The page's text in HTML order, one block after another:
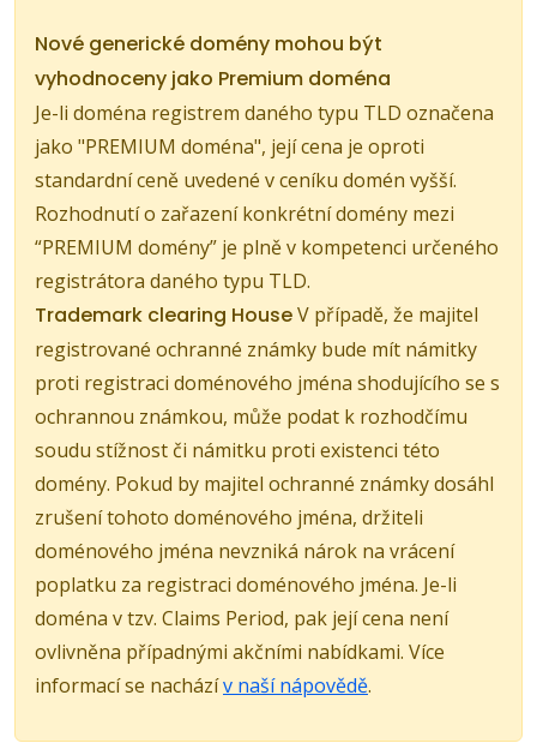
Nové generické domény mohou být
vyhodnoceny jako Premium doména
Je-li doména registrem daného typu TLD označena
jako "PREMIUM doména", její cena je oproti
standardní ceně uvedené v ceníku domén vyšší.
Rozhodnutí o zařazení konkrétní domény mezi
“PREMIUM domény” je plně v kompetenci určeného
registrátora daného typu TLD.
Trademark clearing HouseV případě, že majitel
registrované ochranné známky bude mít námitky
proti registraci doménového jména shodujícího se s
ochrannou známkou, může podat k rozhodčímu
soudu stížnost či námitku proti existenci této
domény. Pokud by majitel ochranné známky dosáhl
zrušení tohoto doménového jména, držiteli
doménového jména nevzniká nárok na vrácení
poplatku za registraci doménového jména. Je-li
doména v tzv. Claims Period, pak její cena není
ovlivněna případnými akčními nabídkami. Více
informací se nacházív naší nápovědě.